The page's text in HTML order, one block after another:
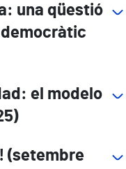
una qüestió
el modelo
(setembre